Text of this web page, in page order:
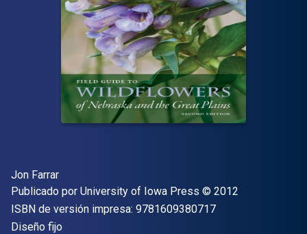
Autor(es)
Jon Farrar
Editor
Publicado por University of Iowa Press Copyright
© 2012
ISBN de versión impresa: 9781609380717"ISBN-13
Formato
Diseño fijo